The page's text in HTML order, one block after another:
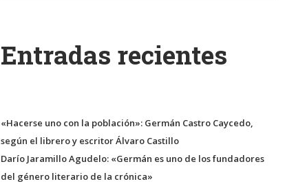
Entradas recientes
«Hacerse uno con la población»: Germán Castro Caycedo,
según el librero y escritor Álvaro Castillo
Darío Jaramillo Agudelo: «Germán es uno de los fundadores
del género literario de la crónica»